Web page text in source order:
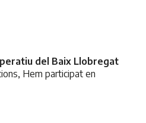
del Baix Llobregat
Hem participat en